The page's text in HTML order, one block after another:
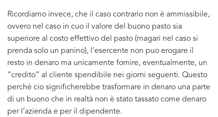
Ricordiamo invece, che il caso contrario non è ammissibile,
ovvero nel caso in cuo il valore del buono pasto sia
superiore al costo effettivo del pasto (magari nel caso si
prenda solo un panino), l’esercente non puo erogare il
resto in denaro ma unicamente fornire, eventualmente, un
“credito” al cliente spendibile nei giorni seguenti. Questo
perché cio significherebbe trasformare in denaro una parte
di un buono che in realtà non è stato tassato come denaro
per l’azienda e per il dipendente.